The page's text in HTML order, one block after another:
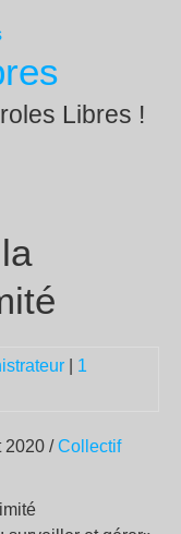
Libres !
1
2020 /Collectif